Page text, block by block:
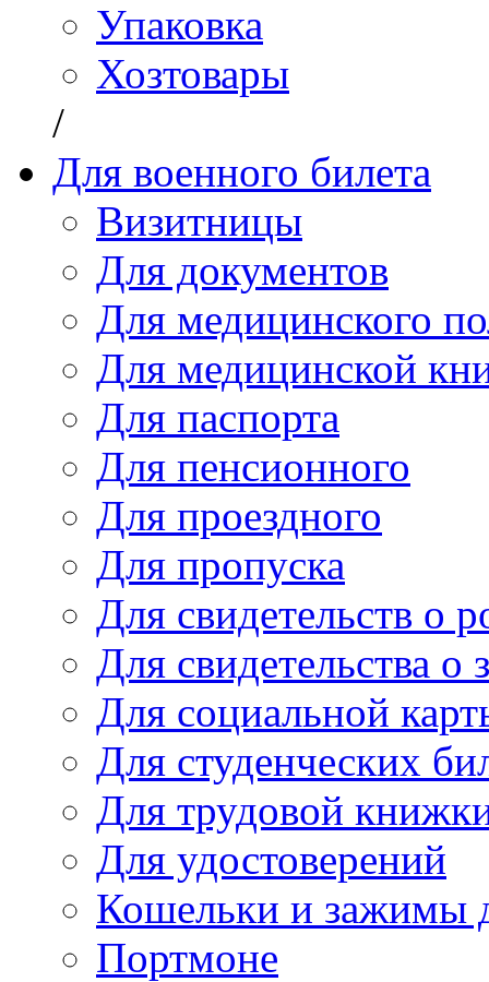
Упаковка
Хозтовары
/
Для военного билета
Визитницы
Для документов
Для медицинского
Для медицинской
Для паспорта
Для пенсионного
Для проездного
Для пропуска
Для свидетельств о
Для свидетельства о
Для социальной
Для студенческих
Для трудовой
Для удостоверений
Кошельки и зажимы
Портмоне